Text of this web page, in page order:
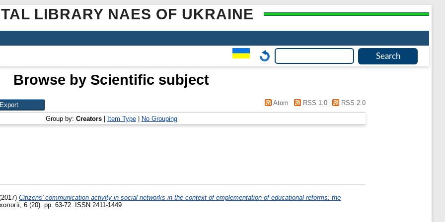
LIBRARY NAES OF UKRAINE
Browse by Scientific subject
Atom RSS 1.0 RSS 2.0
Group by: Creators| Item Type| No Grouping
Citizens’ communication activity in social networks in the context of emplementation of educational reforms: the
6 (20). pp. 63-72. ISSN 2411-1449